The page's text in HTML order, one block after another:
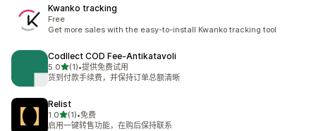
Kwanko tracking
Free
Get more sales with the easy-to-install Kwanko tracking tool
Codllect COD Fee‑Antikatavoli
5.0星（满分 5 星）
(1)
总共 1 条评论
•提供免费试用
货到付款手续费，并保持订单总额清晰
Relist
1.0星（满分 5 星）
(1)
总共 1 条评论
•免费
启用一键转售功能，在购后保持联系